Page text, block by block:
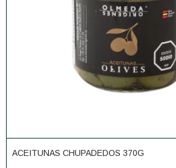
ACEITUNAS CHUPADEDOS 370G